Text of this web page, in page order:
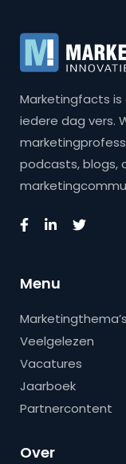
Marketingfacts
iedere dag vers.
podcasts, blogs,
Menu
Marketingthema’s
Veelgelezen
Vacatures
Jaarboek
Partnercontent
Over